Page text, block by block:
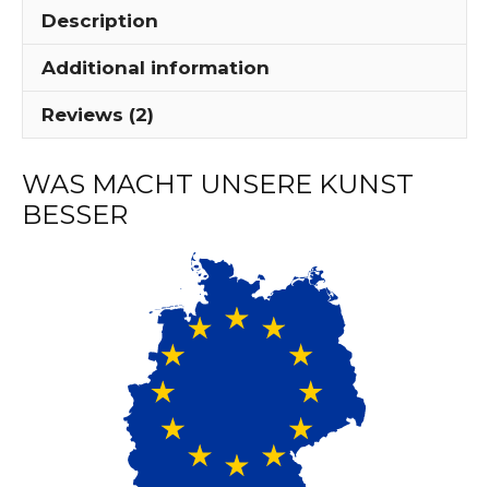
Description
Additional information
Reviews (2)
WAS MACHT UNSERE KUNST
BESSER